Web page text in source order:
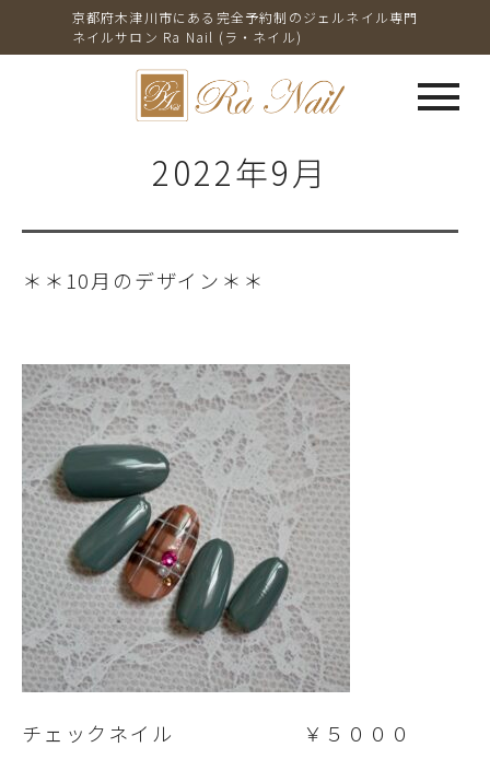
京都府木津川市にある完全予約制のジェルネイル専門
ネイルサロン Ra Nail (ラ・ネイル)
menu
2022年9月
＊＊10月のデザイン＊＊
チェックネイル ￥５０００